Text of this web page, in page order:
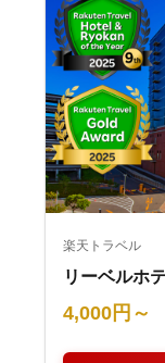
楽天トラベル
リーベルホ
4,000円～